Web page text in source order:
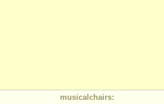
musicalchairs: